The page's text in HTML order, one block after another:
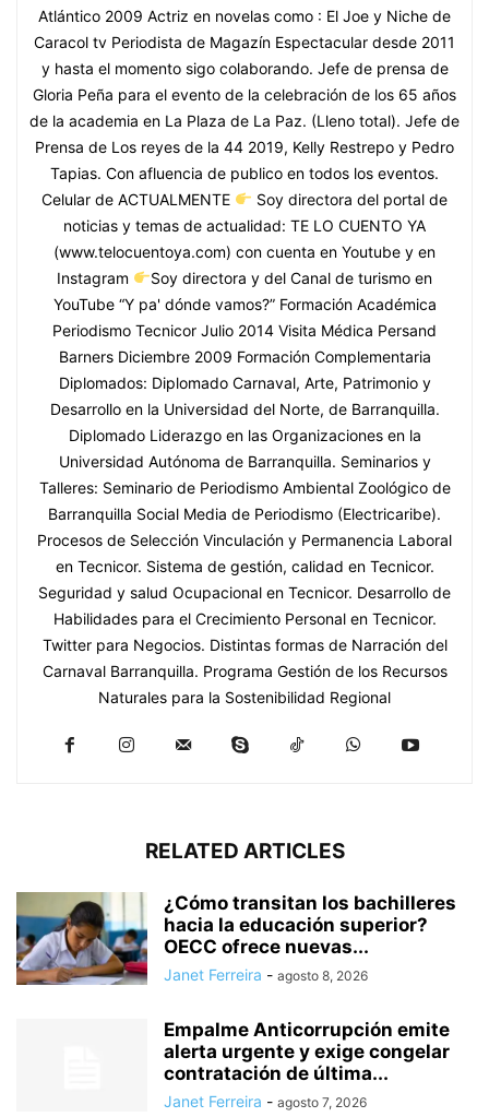
Atlántico 2009 Actriz en novelas como : El Joe y Niche de
Caracol tv Periodista de Magazín Espectacular desde 2011
y hasta el momento sigo colaborando. Jefe de prensa de
Gloria Peña para el evento de la celebración de los 65 años
de la academia en La Plaza de La Paz. (Lleno total). Jefe de
Prensa de Los reyes de la 44 2019, Kelly Restrepo y Pedro
Tapias. Con afluencia de publico en todos los eventos.
Celular de ACTUALMENTE
Soy directora del portal de
noticias y temas de actualidad: TE LO CUENTO YA
(www.telocuentoya.com) con cuenta en Youtube y en
Instagram
Soy directora y del Canal de turismo en
YouTube “Y pa' dónde vamos?” Formación Académica
Periodismo Tecnicor Julio 2014 Visita Médica Persand
Barners Diciembre 2009 Formación Complementaria
Diplomados: Diplomado Carnaval, Arte, Patrimonio y
Desarrollo en la Universidad del Norte, de Barranquilla.
Diplomado Liderazgo en las Organizaciones en la
Universidad Autónoma de Barranquilla. Seminarios y
Talleres: Seminario de Periodismo Ambiental Zoológico de
Barranquilla Social Media de Periodismo (Electricaribe).
Procesos de Selección Vinculación y Permanencia Laboral
en Tecnicor. Sistema de gestión, calidad en Tecnicor.
Seguridad y salud Ocupacional en Tecnicor. Desarrollo de
Habilidades para el Crecimiento Personal en Tecnicor.
Twitter para Negocios. Distintas formas de Narración del
Carnaval Barranquilla. Programa Gestión de los Recursos
Naturales para la Sostenibilidad Regional
RELATED ARTICLES
¿Cómo transitan los bachilleres
hacia la educación superior?
OECC ofrece nuevas...
Janet Ferreira - agosto 8, 2026
Empalme Anticorrupción emite
alerta urgente y exige congelar
contratación de última...
Janet Ferreira - agosto 7, 2026